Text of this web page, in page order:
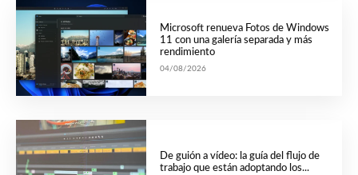
Microsoft renueva Fotos de Windows
11 con una galería separada y más
rendimiento
04/08/2026
De guión a vídeo: la guía del flujo de
trabajo que están adoptando los...